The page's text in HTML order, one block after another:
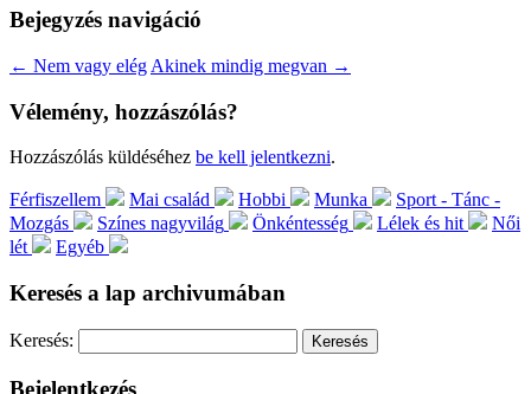
Bejegyzés navigáció
← Nem vagy elég Akinek mindig megvan →
Vélemény, hozzászólás?
Hozzászólás küldéséhez be kell jelentkezni.
Férfiszellem Mai család Hobbi Munka
Sport - Tánc -
Mozgás
Színes nagyvilág Önkéntesség Lélek és hit
Női
lét
Egyéb
Keresés a lap archivumában
Keresés:
Bejelentkezés